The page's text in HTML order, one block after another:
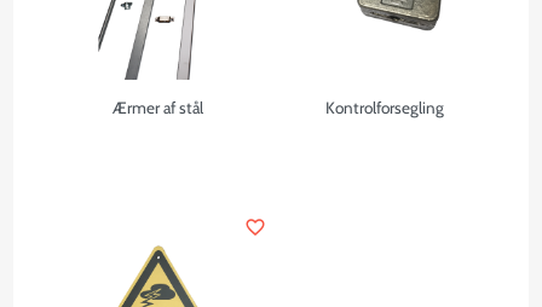
Ærmer af stål Kontrolforsegling
favorite_border